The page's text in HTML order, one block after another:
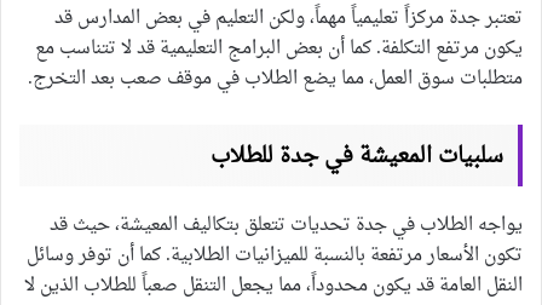
تعتبر جدة مركزاً تعليمياً مهماً، ولكن التعليم في بعض المدارس قد
يكون مرتفع التكلفة. كما أن بعض البرامج التعليمية قد لا تتناسب مع
متطلبات سوق العمل، مما يضع الطلاب في موقف صعب بعد التخرج.
سلبيات المعيشة في جدة للطلاب
يواجه الطلاب في جدة تحديات تتعلق بتكاليف المعيشة، حيث قد
تكون الأسعار مرتفعة بالنسبة للميزانيات الطلابية. كما أن توفر وسائل
النقل العامة قد يكون محدوداً، مما يجعل التنقل صعباً للطلاب الذين لا